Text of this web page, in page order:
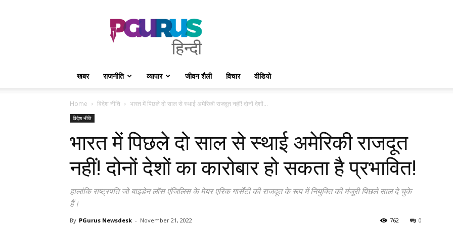
PGurus
Hindi
खबर राजनीति व्यापार जीवन शैली विचार वीडियो
Home विदेश नीति भारत में पिछले दो साल से स्थाई अमेरिकी राजदूत नहीं! दोनों देशों...
विदेश नीति
भारत में पिछले दो साल से स्थाई अमेरिकी राजदूत
नहीं! दोनों देशों का कारोबार हो सकता है प्रभावित!
हालांकि राष्ट्रपति जो बाइडेन लॉस एंजिलिस के मेयर एरिक गार्सेटी की राजदूत के रूप में नियुक्ति की मंजूरी पिछले साल दे चुके
हैं।
By PGurus Newsdesk - November 21, 2022 0
762